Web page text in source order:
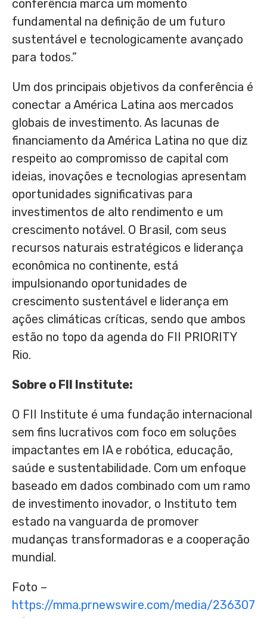
conferência marca um momento
fundamental na definição de um futuro
sustentável e tecnologicamente avançado
para todos.”
Um dos principais objetivos da conferência é
conectar a América Latina aos mercados
globais de investimento. As lacunas de
financiamento da América Latina no que diz
respeito ao compromisso de capital com
ideias, inovações e tecnologias apresentam
oportunidades significativas para
investimentos de alto rendimento e um
crescimento notável. O Brasil, com seus
recursos naturais estratégicos e liderança
econômica no continente, está
impulsionando oportunidades de
crescimento sustentável e liderança em
ações climáticas críticas, sendo que ambos
estão no topo da agenda do FII PRIORITY
Rio.
Sobre o FII Institute:
O FII Institute é uma fundação internacional
sem fins lucrativos com foco em soluções
impactantes em IA e robótica, educação,
saúde e sustentabilidade. Com um enfoque
baseado em dados combinado com um ramo
de investimento inovador, o Instituto tem
estado na vanguarda de promover
mudanças transformadoras e a cooperação
mundial.
Foto –
https://mma.prnewswire.com/media/236307